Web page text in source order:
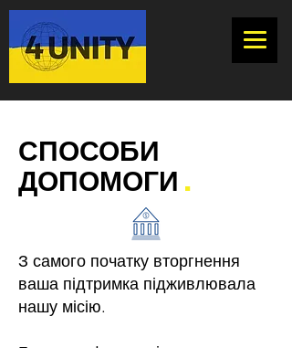
СПОСОБИ
ДОПОМОГИ .
З самого початку вторгнення
ваша підтримка підживлювала
нашу місію.